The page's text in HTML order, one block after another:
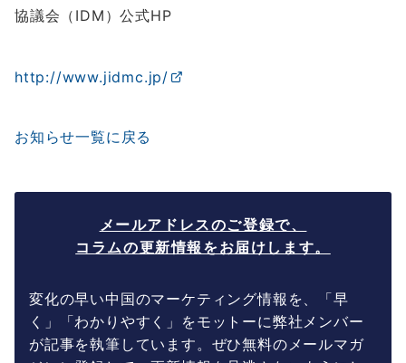
協議会（IDM）公式HP
http://www.jidmc.jp/
お知らせ一覧に戻る
メールアドレスのご登録で、
コラムの更新情報をお届けします。
変化の早い中国のマーケティング情報を、「早
く」「わかりやすく」をモットーに弊社メンバー
が記事を執筆しています。ぜひ無料のメールマガ